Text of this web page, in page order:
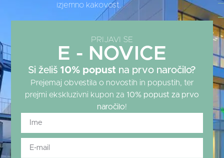
izjemno kakovost.
PRIJAVI SE
E - NOVICE
Si želiš 10% popust na prvo naročilo?
Prejemaj obvestila o novostih in popustih, ter
prejmi ekskluzivni kupon za 10% popust za prvo
naročilo!